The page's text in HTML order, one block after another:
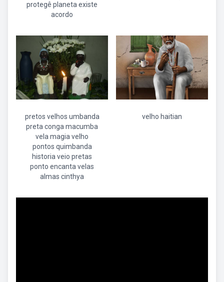
protegê planeta existe
acordo
pretos velhos umbanda
preta conga macumba
vela magia velho
pontos quimbanda
historia veio pretas
ponto encanta velas
almas cinthya
velho haitian